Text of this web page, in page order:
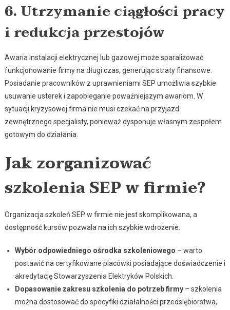
6. Utrzymanie ciągłości pracy
i redukcja przestojów
Awaria instalacji elektrycznej lub gazowej może sparaliżować
funkcjonowanie firmy na długi czas, generując straty finansowe.
Posiadanie pracowników z uprawnieniami SEP umożliwia szybkie
usuwanie usterek i zapobieganie poważniejszym awariom. W
sytuacji kryzysowej firma nie musi czekać na przyjazd
zewnętrznego specjalisty, ponieważ dysponuje własnym zespołem
gotowym do działania.
Jak zorganizować
szkolenia SEP w firmie?
Organizacja szkoleń SEP w firmie nie jest skomplikowana, a
dostępność kursów pozwala na ich szybkie wdrożenie.
Wybór odpowiedniego ośrodka szkoleniowego – warto
postawić na certyfikowane placówki posiadające doświadczenie i
akredytację Stowarzyszenia Elektryków Polskich.
Dopasowanie zakresu szkolenia do potrzeb firmy– szkolenia
można dostosować do specyfiki działalności przedsiębiorstwa,